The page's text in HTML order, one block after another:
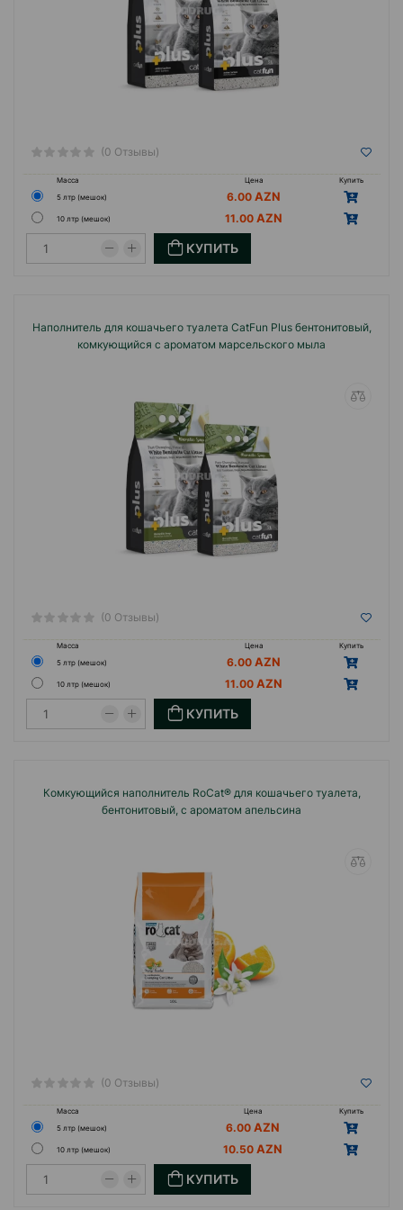
(0 Отзывы)
Масса Цена
Купить
5 лтр (мешок)
6.00
10 лтр (мешок) 11.00
КУПИТЬ
Наполнитель для кошачьего туалета CatFun Plus бентонитовый,
комкующийся с ароматом марсельского мыла
(0 Отзывы)
Масса Цена
Купить
5 лтр (мешок)
6.00
10 лтр (мешок) 11.00
КУПИТЬ
Комкующийся наполнитель RoCat® для кошачьего туалета,
бентонитовый, с ароматом апельсина
(0 Отзывы)
Масса Цена
Купить
5 лтр (мешок)
6.00
10 лтр (мешок) 10.50
КУПИТЬ